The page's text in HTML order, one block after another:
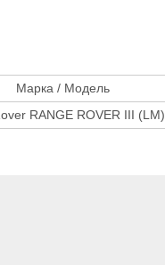
Марка / Модель
RANGE ROVER III (LM)